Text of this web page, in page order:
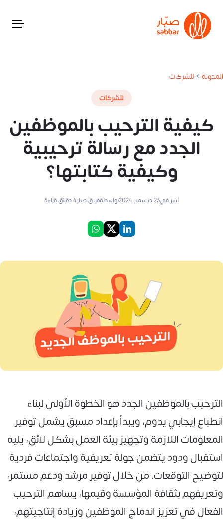
المدونة> للشركات
للشركات
كيفية الترحيب بالموظفين
الجدد مع رسالة ترحيبية
وكيفية كتابتها؟
نُشر في23 ديسمبر 2024 بواسطةفريق صبار4دقائق قراءة
الترحيب بالموظفين الجدد هو الخطوة الأولى لبناء
انطباع إيجابي يدوم، ويبدأ بإعداد مسبق يشمل توفير
المعلومات اللازمة وتجهيز بيئة العمل بشكل لائق، يليه
استقبال ودود يتضمن جولة تعريفية واجتماعات فردية
لتوضيح التوقعات. من خلال توفير مرشد ودعم مستمر،
وتعريفهم بثقافة المؤسسة وقيمها، يساهم الترحيب
الفعال في تعزيز اندماج الموظفين وزيادة إنتاجيتهم،